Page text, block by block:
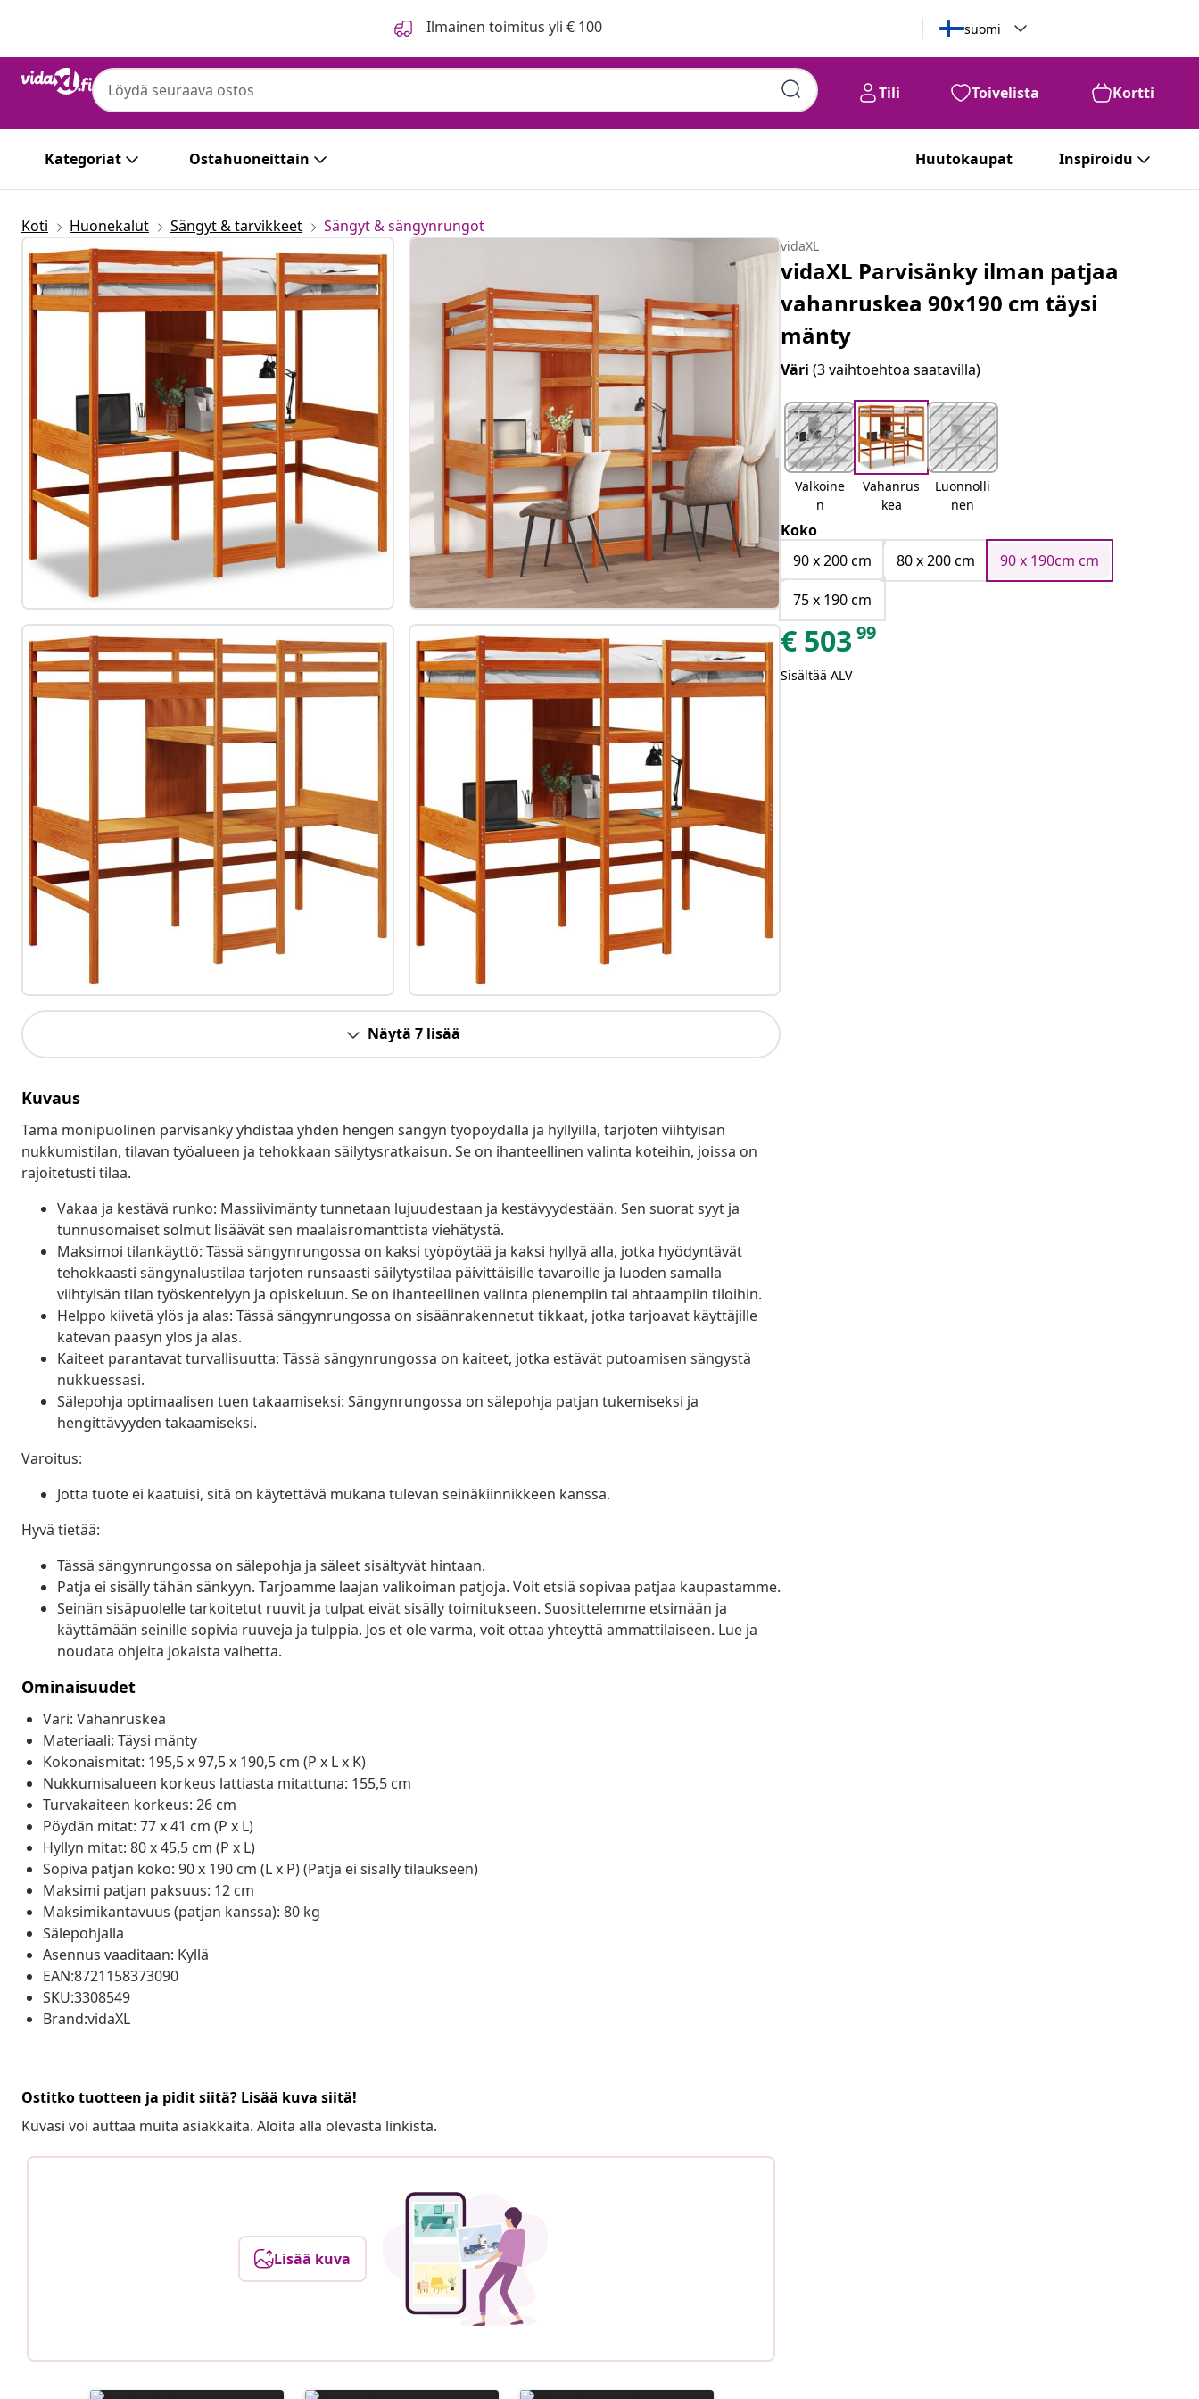
Ilmainen toimitus yli € 100 suomi
Tili Toivelista Kortti
Kategoriat Ostahuoneittain Huutokaupat Inspiroidu
Koti Huonekalut Sängyt & tarvikkeet Sängyt & sängynrungot
Näytä 7 lisää
Kuvaus
Tämä monipuolinen parvisänky yhdistää yhden hengen sängyn työpöydällä ja hyllyillä, tarjoten viihtyisän
nukkumistilan, tilavan työalueen ja tehokkaan säilytysratkaisun. Se on ihanteellinen valinta koteihin, joissa on
rajoitetusti tilaa.
Vakaa ja kestävä runko: Massiivimänty tunnetaan lujuudestaan ja kestävyydestään. Sen suorat syyt ja
tunnusomaiset solmut lisäävät sen maalaisromanttista viehätystä.
Maksimoi tilankäyttö: Tässä sängynrungossa on kaksi työpöytää ja kaksi hyllyä alla, jotka hyödyntävät
tehokkaasti sängynalustilaa tarjoten runsaasti säilytystilaa päivittäisille tavaroille ja luoden samalla
viihtyisän tilan työskentelyyn ja opiskeluun. Se on ihanteellinen valinta pienempiin tai ahtaampiin tiloihin.
Helppo kiivetä ylös ja alas: Tässä sängynrungossa on sisäänrakennetut tikkaat, jotka tarjoavat käyttäjille
kätevän pääsyn ylös ja alas.
Kaiteet parantavat turvallisuutta: Tässä sängynrungossa on kaiteet, jotka estävät putoamisen sängystä
nukkuessasi.
Sälepohja optimaalisen tuen takaamiseksi: Sängynrungossa on sälepohja patjan tukemiseksi ja
hengittävyyden takaamiseksi.
Varoitus:
Jotta tuote ei kaatuisi, sitä on käytettävä mukana tulevan seinäkiinnikkeen kanssa.
Hyvä tietää:
Tässä sängynrungossa on sälepohja ja säleet sisältyvät hintaan.
Patja ei sisälly tähän sänkyyn. Tarjoamme laajan valikoiman patjoja. Voit etsiä sopivaa patjaa kaupastamme.
Seinän sisäpuolelle tarkoitetut ruuvit ja tulpat eivät sisälly toimitukseen. Suosittelemme etsimään ja
käyttämään seinille sopivia ruuveja ja tulppia. Jos et ole varma, voit ottaa yhteyttä ammattilaiseen. Lue ja
noudata ohjeita jokaista vaihetta.
Ominaisuudet
Väri: Vahanruskea
Materiaali: Täysi mänty
Kokonaismitat: 195,5 x 97,5 x 190,5 cm (P x L x K)
Nukkumisalueen korkeus lattiasta mitattuna: 155,5 cm
Turvakaiteen korkeus: 26 cm
Pöydän mitat: 77 x 41 cm (P x L)
Hyllyn mitat: 80 x 45,5 cm (P x L)
Sopiva patjan koko: 90 x 190 cm (L x P) (Patja ei sisälly tilaukseen)
Maksimi patjan paksuus: 12 cm
Maksimikantavuus (patjan kanssa): 80 kg
Sälepohjalla
Asennus vaaditaan: Kyllä
EAN:8721158373090
SKU:3308549
Brand:vidaXL
Ostitko tuotteen ja pidit siitä? Lisää kuva siitä!
Kuvasi voi auttaa muita asiakkaita. Aloita alla olevasta linkistä.
Lisää kuva
vidaXL
vidaXL Parvisänky ilman patjaa
vahanruskea 90x190 cm täysi
mänty
Väri(3 vaihtoehtoa saatavilla)
Valkoine
n
Vahanrus
kea
Luonnolli
nen
Koko
90 x 200 cm
80 x 200 cm
90 x 190cm cm
75 x 190 cm
€ 503 99
Sisältää ALV